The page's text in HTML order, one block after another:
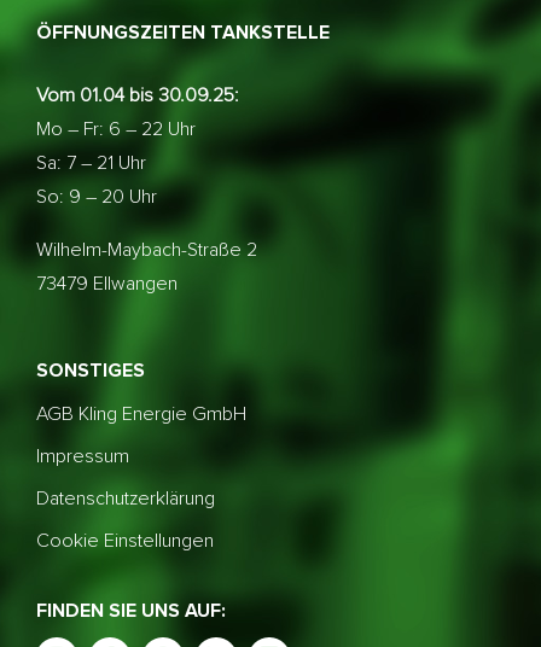
ÖFFNUNGSZEITEN TANKSTELLE
Vom 01.04 bis 30.09.25:
Mo – Fr: 6 – 22 Uhr
Sa: 7 – 21 Uhr
So: 9 – 20 Uhr
Wilhelm-Maybach-Straße 2
73479 Ellwangen
SONSTIGES
AGB Kling Energie GmbH
Impressum
Datenschutzerklärung
Cookie Einstellungen
FINDEN SIE UNS AUF: